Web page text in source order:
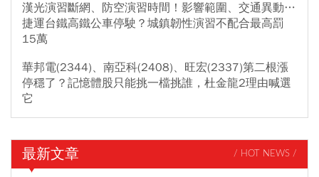
漢光演習斷網、防空演習時間！影響範圍、交通異動…
捷運台鐵高鐵公車停駛？城鎮韌性演習不配合最高罰
15萬
華邦電(2344)、南亞科(2408)、旺宏(2337)第二根漲
停穩了？記憶體股只能挑一檔挑誰，杜金龍2理由喊選
它
最新文章 / HOT NEWS /